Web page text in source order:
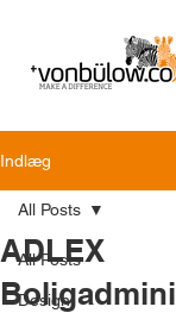
Indlæg
All Posts
Design
All Posts
ADLEX